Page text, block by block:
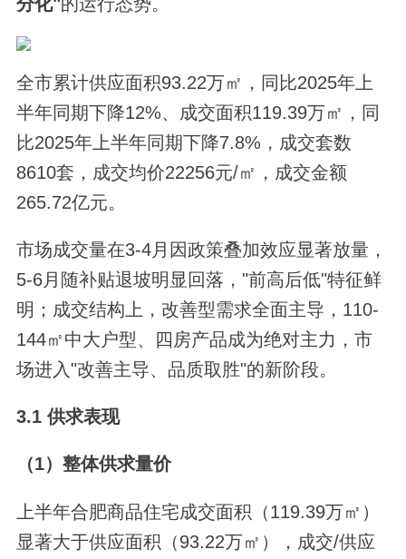
全市累计供应面积93.22万㎡，同比2025年上
半年同期下降12%、成交面积119.39万㎡，同
比2025年上半年同期下降7.8%，成交套数
8610套，成交均价22256元/㎡，成交金额
265.72亿元。
市场成交量在3-4月因政策叠加效应显著放量，
5-6月随补贴退坡明显回落，"前高后低"特征鲜
明；成交结构上，改善型需求全面主导，110-
144㎡中大户型、四房产品成为绝对主力，市
场进入"改善主导、品质取胜"的新阶段。
3.1 供求表现
（1）整体供求量价
上半年合肥商品住宅成交面积（119.39万㎡）
显著大于供应面积（93.22万㎡），成交/供应